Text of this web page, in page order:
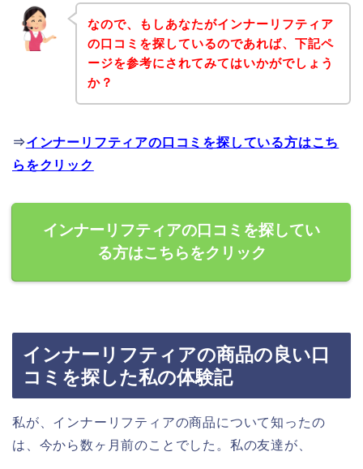
なので、もしあなたがインナーリフティア
の口コミを探しているのであれば、下記ペ
ージを参考にされてみてはいかがでしょう
か？
⇒インナーリフティアの口コミを探している方はこち
らをクリック
インナーリフティアの口コミを探してい
る方はこちらをクリック
インナーリフティアの商品の良い口
コミを探した私の体験記
私が、インナーリフティアの商品について知ったの
は、今から数ヶ月前のことでした。私の友達が、